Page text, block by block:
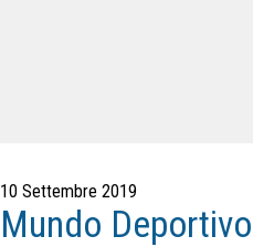
10 Settembre 2019
Mundo